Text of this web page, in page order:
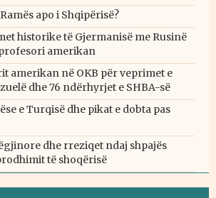
apo i Shqipërisë?
historike të Gjermanisë me Rusinë
amerikan
amerikan në OKB për veprimet e
dhe 76 ndërhyrjet e SHBA-së
e Turqisë dhe pikat e dobta pas
dhe rreziqet ndaj shpajës
të shoqërisë